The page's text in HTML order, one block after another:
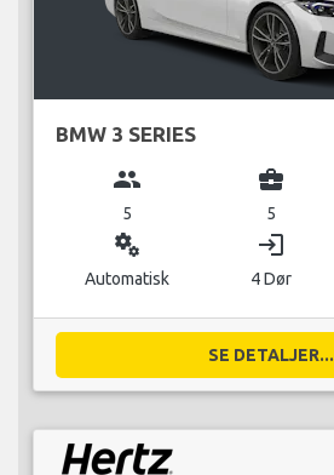
BMW 3 SERIES
group
5
business_center
5
miscellaneous_services
Automatisk
login
4 Dør
SE DETALJER...